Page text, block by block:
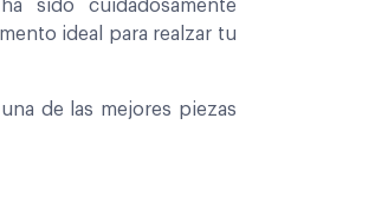
sido cuidadosamente
ideal para realzar tu
de las mejores piezas